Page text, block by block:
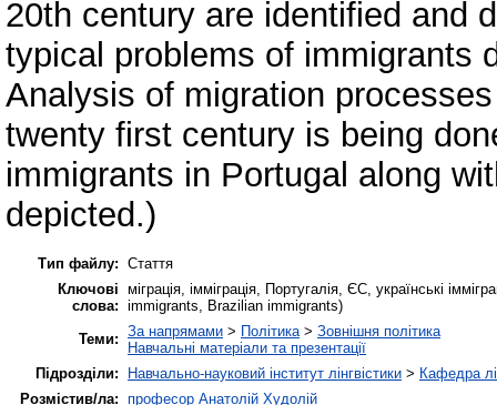
20th century are identified and
typical problems of immigrants
Analysis of migration
twenty first century is being
immigrants in Portugal along
depicted.)
Тип файлу: Стаття
Ключові
слова:
міграція, імміграція, Португалія, ЄС, українські
immigrants, Brazilian immigrants)
Теми: За напрямами > Політика > Зовнішня політика
Навчальні матеріали та презентації
Підрозділи:
Навчально-науковий інститут лінгвістики > Кафедра
Розмістив/ла: професор Анатолій Худолій